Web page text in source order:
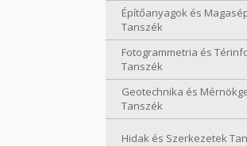
Építőanyagok és
Tanszék
Fotogrammetria és
Tanszék
Geotechnika és
Tanszék
Hidak és Szerkezetek